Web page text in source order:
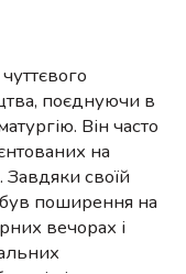
поєднуючи в
Він часто
на
Завдяки своїй
поширення на
вечорах і